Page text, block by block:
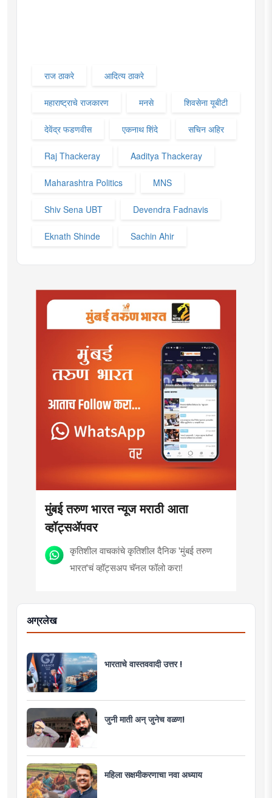
राज ठाकरे आदित्य ठाकरे
महाराष्ट्राचे राजकारण मनसे शिवसेना यूबीटी
देवेंद्र फडणवीस एकनाथ शिंदे सचिन अहिर
Raj Thackeray Aaditya Thackeray
Maharashtra Politics MNS
Shiv Sena UBT Devendra Fadnavis
Eknath Shinde Sachin Ahir
मुंबई तरुण भारत न्यूज मराठी आता
व्हॉट्सॲपवर
कृतिशील वाचकांचे कृतिशील दैनिक 'मुंबई तरुण
भारत'चं व्हॉट्सअप चॅनल फॉलो करा!
अग्रलेख
भारताचे वास्तववादी उत्तर !
जुनी माती अन् जुनेच वळण!
महिला सक्षमीकरणाचा नवा अध्याय